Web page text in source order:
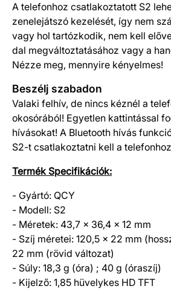
A telefonhoz csatlakoztatott S2
zenelejátszó kezelését, így nem
vagy hol tartózkodik, nem kell
dal megváltoztatásához vagy a
Nézze meg, mennyire kényelmes!
Beszélj szabadon
Valaki felhív, de nincs kéznél a
okosórából! Egyetlen kattintással
hívásokat! A Bluetooth hívás
S2-t csatlakoztatni kell a
Termék Specifikációk:
- Gyártó: QCY
- Modell: S2
- Méretek: 43,7 x 36,4 x 12 mm
- Szíj méretei: 120,5 x 22 mm
22 mm (rövid változat)
- Súly: 18,3 g (óra) ; 40 g (óraszíj)
- Kijelző: 1,85 hüvelykes HD TFT